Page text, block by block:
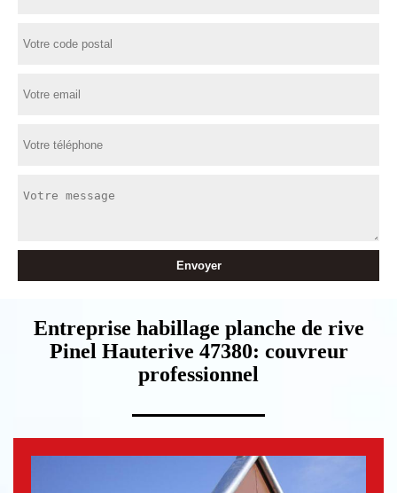
Entreprise habillage planche de rive
Pinel Hauterive 47380: couvreur
professionnel